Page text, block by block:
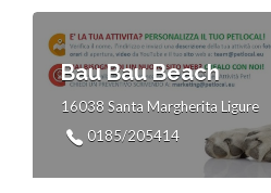
Bau Bau Beach
16038 Santa Margherita Ligure
0185/205414